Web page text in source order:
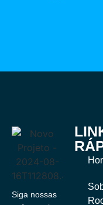
Siga nossas